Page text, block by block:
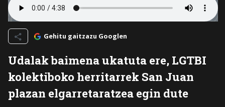
Gehitu gaitzazu Googlen
Udalak baimena ukatuta ere, LGTBI
kolektiboko herritarrek San Juan
plazan elgarretaratzea egin dute